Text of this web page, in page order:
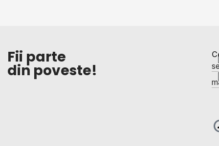
Fii parte
din poveste!